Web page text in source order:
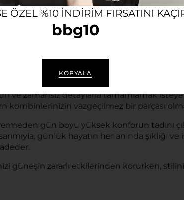
VARAN TAKSIT SEÇENEĞI
ve zamansız detaylarla tamamlamak
vazgeçilmez bir parçası
gün boyu yüksek konforun tadını
günlük hayatın her anında şıklığı
güneşin zararlı etkilerinden korurken,
ÖZEL %10 INDIRIM FIRSATINI
bbg10
KOPYALA